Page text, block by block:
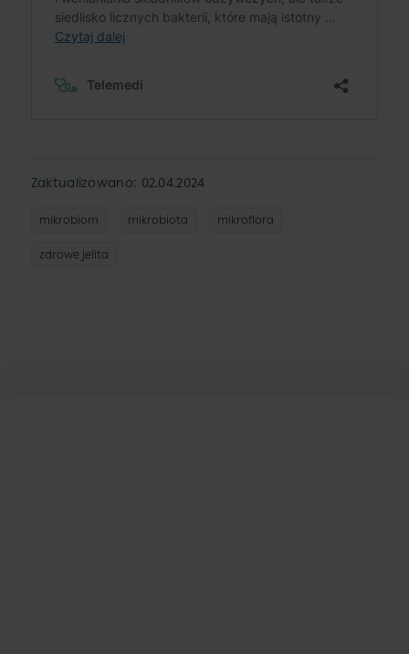
Zaktualizowano: 02.04.2024
mikrobiom mikrobiota mikroflora
zdrowe jelita